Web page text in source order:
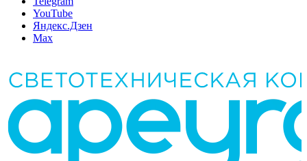
YouTube
Яндекс.Дзен
Max